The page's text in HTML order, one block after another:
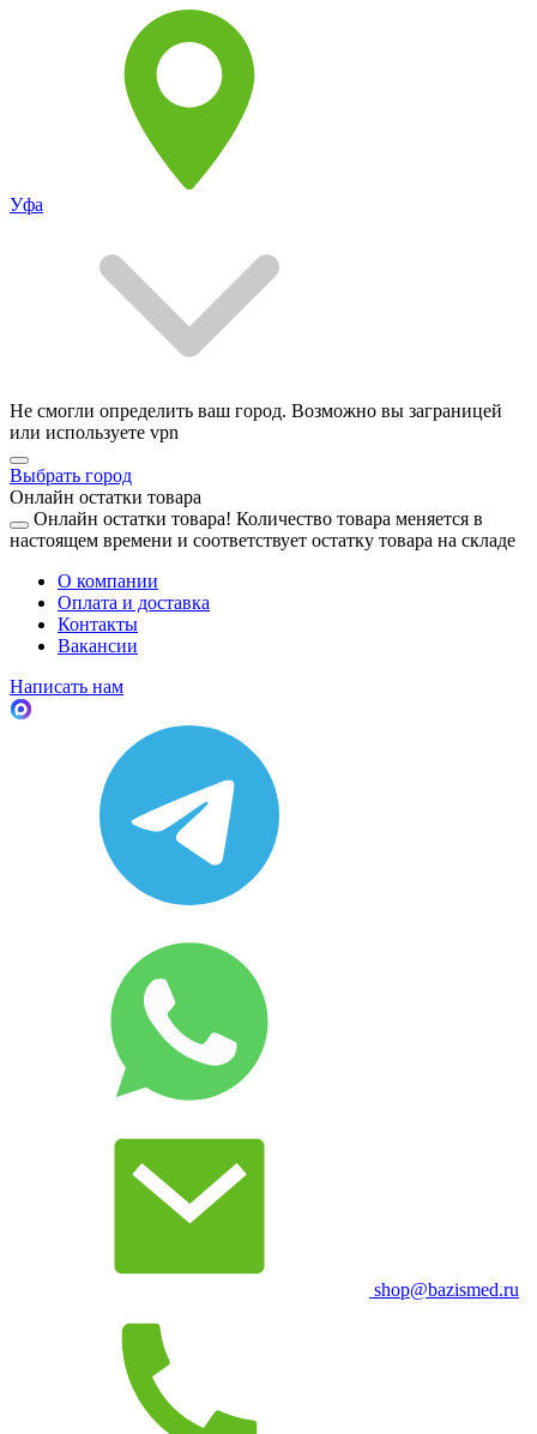
Уфа
Не смогли определить ваш город. Возможно вы заграницей
или используете vpn
Выбрать город
Онлайн остатки товара
Онлайн остатки товара! Количество товара меняется в
настоящем времени и соответствует остатку товара на складе
О компании
Оплата и доставка
Контакты
Вакансии
Написать нам
shop@bazismed.ru